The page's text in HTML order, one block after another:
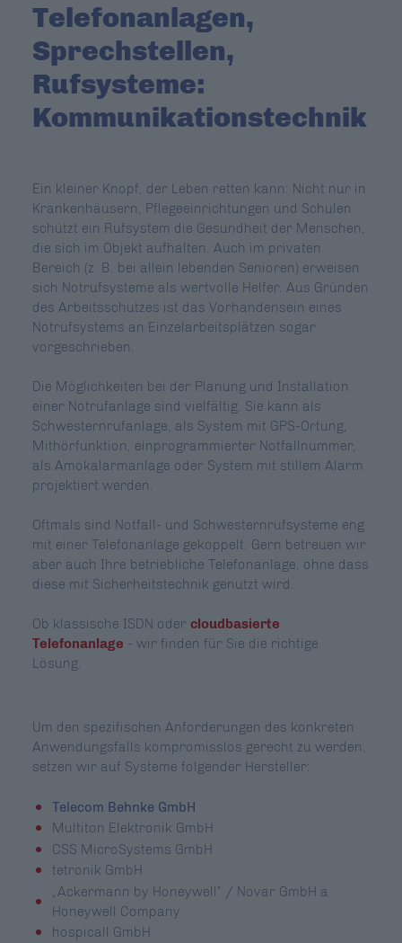
Telefonanlagen,
Sprechstellen,
Rufsysteme:
Kommunikationstechnik
Ein kleiner Knopf, der Leben retten kann: Nicht nur in
Krankenhäusern, Pflegeeinrichtungen und Schulen
schützt ein Rufsystem die Gesundheit der Menschen,
die sich im Objekt aufhalten. Auch im privaten
Bereich (z. B. bei allein lebenden Senioren) erweisen
sich Notrufsysteme als wertvolle Helfer. Aus Gründen
des Arbeitsschutzes ist das Vorhandensein eines
Notrufsystems an Einzelarbeitsplätzen sogar
vorgeschrieben.
Die Möglichkeiten bei der Planung und Installation
einer Notrufanlage sind vielfältig. Sie kann als
Schwesternrufanlage, als System mit GPS-Ortung,
Mithörfunktion, einprogrammierter Notfallnummer,
als Amokalarmanlage oder System mit stillem Alarm
projektiert werden.
Oftmals sind Notfall- und Schwesternrufsysteme eng
mit einer Telefonanlage gekoppelt. Gern betreuen wir
aber auch Ihre betriebliche Telefonanlage, ohne dass
diese mit Sicherheitstechnik genutzt wird.
Ob klassische ISDN oder cloudbasierte
Telefonanlage - wir finden für Sie die richtige
Lösung.
Um den spezifischen Anforderungen des konkreten
Anwendungsfalls kompromisslos gerecht zu werden,
setzen wir auf Systeme folgender Hersteller:
Telecom Behnke GmbH
Multiton Elektronik GmbH
CSS MicroSystems GmbH
tetronik GmbH
„Ackermann by Honeywell“ / Novar GmbH a
Honeywell Company
hospicall GmbH